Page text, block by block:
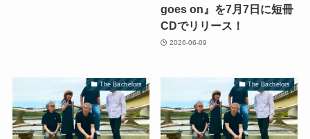
goes on』を7月7日に短冊
CDでリリース！
2026-06-09
The Bachelors The Bachelors